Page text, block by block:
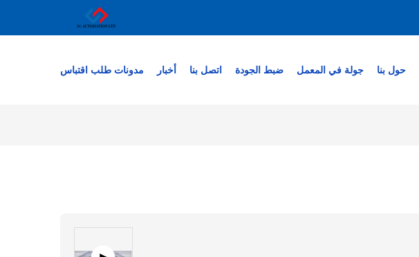
حول بنا جولة في المعمل ضبط الجودة اتصل بنا أخبار مدونات طلب اقتباس